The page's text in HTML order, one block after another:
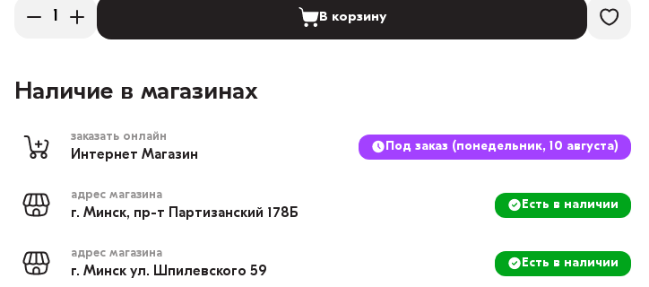
В корзину
Наличие в магазинах
заказать онлайн
Интернет Магазин
Под заказ (понедельник, 10 августа)
адрес магазина
г. Минск, пр-т Партизанский 178Б
Есть в наличии
адрес магазина
г. Минск ул. Шпилевского 59
Есть в наличии